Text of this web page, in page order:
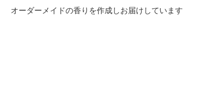
オーダーメイドの香りを作成しお届けしています